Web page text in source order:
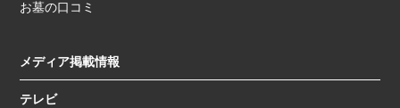
お墓の口コミ
メディア掲載情報
テレビ